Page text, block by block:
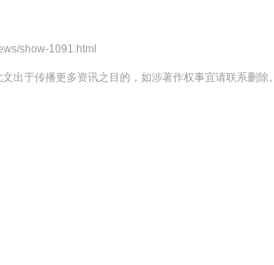
show-1091.html
出于传播更多资讯之目的，如涉著作权事宜请联系删除。